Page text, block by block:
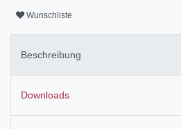
Wunschliste
Beschreibung
Downloads